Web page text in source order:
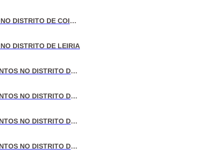
VENDA DE MORADIAS NO DISTRITO DE COIMBRA
DISTRITO DE LEIRIA
VENDA DE APARTAMENTOS NO DISTRITO DE LISBOA
VENDA DE APARTAMENTOS NO DISTRITO DO PORTO
VENDA DE APARTAMENTOS NO DISTRITO DE AVEIRO
VENDA DE APARTAMENTOS NO DISTRITO DE COIMBRA